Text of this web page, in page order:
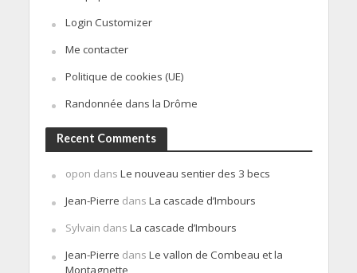
Login Customizer
Me contacter
Politique de cookies (UE)
Randonnée dans la Drôme
Recent Comments
opon dans Le nouveau sentier des 3 becs
Jean-Pierre dans La cascade d’Imbours
Sylvain dans La cascade d’Imbours
Jean-Pierre dans Le vallon de Combeau et la
Montagnette